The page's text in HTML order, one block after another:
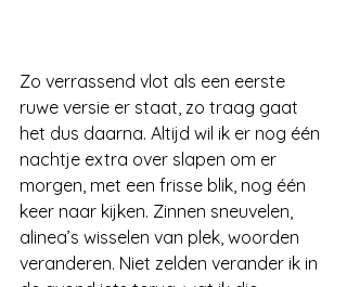
Zo verrassend vlot als een eerste
ruwe versie er staat, zo traag gaat
het dus daarna. Altijd wil ik er nog één
nachtje extra over slapen om er
morgen, met een frisse blik, nog één
keer naar kijken. Zinnen sneuvelen,
alinea’s wisselen van plek, woorden
veranderen. Niet zelden verander ik in